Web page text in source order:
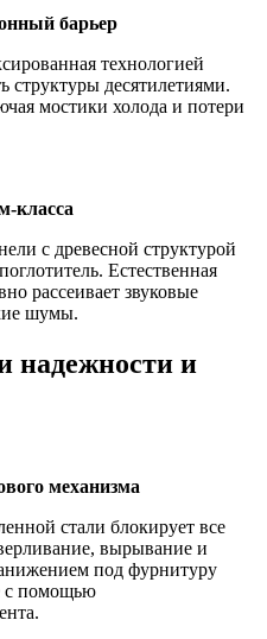
барьер
технологией
структуры десятилетиями.
мостики холода и потери
класса
с древесной структурой
Естественная
рассеивает звуковые
шумы.
надежности и
механизма
стали блокирует все
вырывание и
под фурнитуру
с помощью